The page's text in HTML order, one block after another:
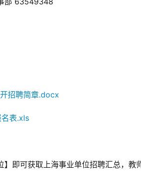
招聘简章.docx
表.xls
即可获取上海事业单位招聘汇总，教